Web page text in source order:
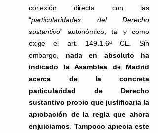
conexión directa con las
“particularidades del Derecho
sustantivo” autonómico, tal y como
exige el art. 149.1.6ª CE. Sin
embargo, nada en absoluto ha
indicado la Asamblea de Madrid
acerca de la concreta
particularidad de Derecho
sustantivo propio que justificaría la
aprobación de la regla que ahora
enjuiciamos Tampoco aprecia este